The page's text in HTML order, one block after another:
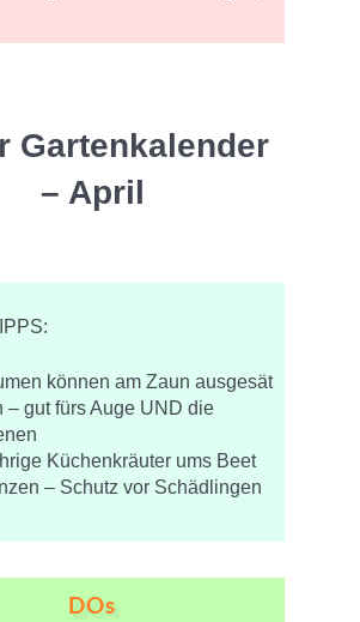
Gartenkalender
– April
können am Zaun ausgesät
– gut fürs Auge UND die
Küchenkräuter ums Beet
– Schutz vor Schädlingen
DOs